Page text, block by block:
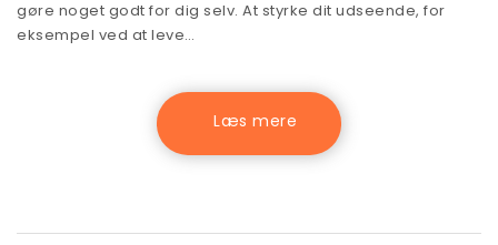
gøre noget godt for dig selv. At styrke dit udseende, for
eksempel ved at leve…